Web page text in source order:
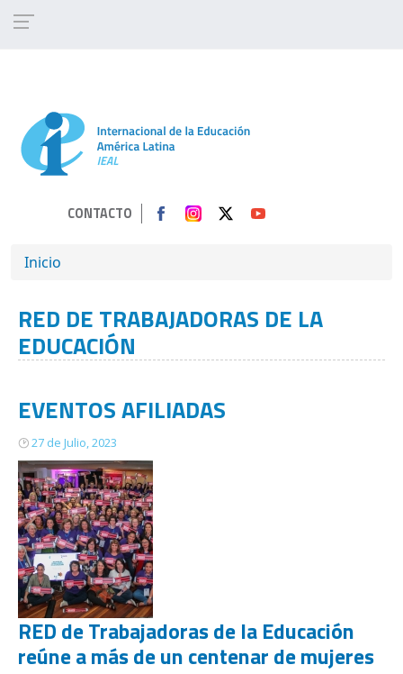
CONTACTO
SOBRESCRIBIR ENLACES DE AYUDA A
Inicio
RED DE TRABAJADORAS DE LA
EDUCACIÓN
EVENTOS AFILIADAS
27 de Julio, 2023
RED de Trabajadoras de la Educación
reúne a más de un centenar de mujeres